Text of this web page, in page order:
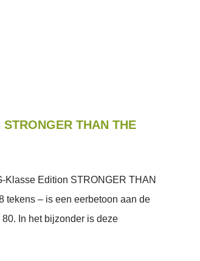
THAN THE
Klasse Edition STRONGER THAN
tekens – is een eerbetoon aan de
In het bijzonder is deze